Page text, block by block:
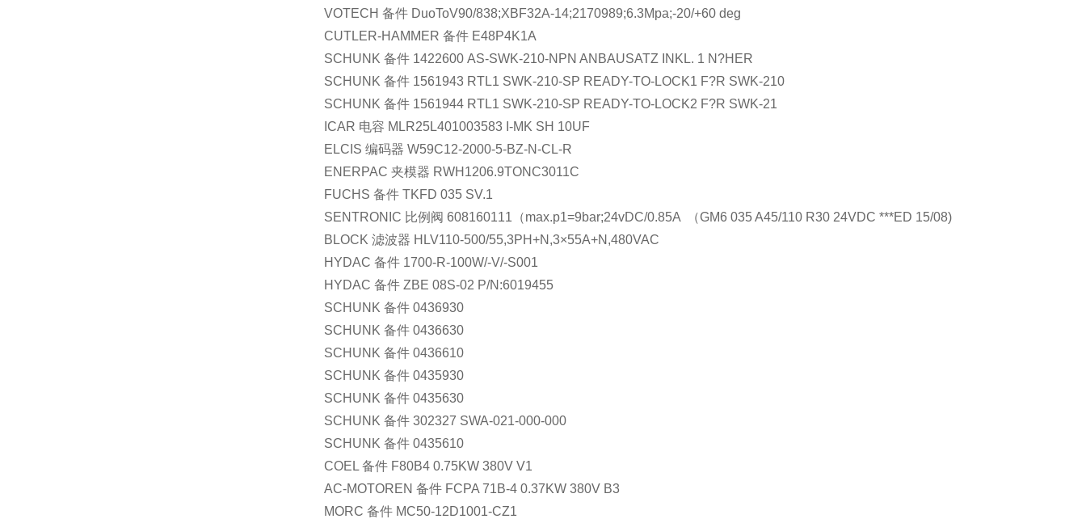
VOTECH 备件 DuoToV90/838;XBF32A-14;2170989;6.3Mpa;-20/+60 deg
CUTLER-HAMMER 备件 E48P4K1A
SCHUNK 备件 1422600 AS-SWK-210-NPN ANBAUSATZ INKL. 1 N?HER
SCHUNK 备件 1561943 RTL1 SWK-210-SP READY-TO-LOCK1 F?R SWK-210
SCHUNK 备件 1561944 RTL1 SWK-210-SP READY-TO-LOCK2 F?R SWK-21
ICAR 电容 MLR25L401003583 I-MK SH 10UF
ELCIS 编码器 W59C12-2000-5-BZ-N-CL-R
ENERPAC 夹模器 RWH1206.9TONC3011C
FUCHS 备件 TKFD 035 SV.1
SENTRONIC 比例阀 608160111（max.p1=9bar;24vDC/0.85A  （GM6 035 A45/110 R30 24VDC ***ED 15/08)
BLOCK 滤波器 HLV110-500/55,3PH+N,3×55A+N,480VAC
HYDAC 备件 1700-R-100W/-V/-S001
HYDAC 备件 ZBE 08S-02 P/N:6019455
SCHUNK 备件 0436930
SCHUNK 备件 0436630
SCHUNK 备件 0436610
SCHUNK 备件 0435930
SCHUNK 备件 0435630
SCHUNK 备件 302327 SWA-021-000-000
SCHUNK 备件 0435610
COEL 备件 F80B4 0.75KW 380V V1
AC-MOTOREN 备件 FCPA 71B-4 0.37KW 380V B3
MORC 备件 MC50-12D1001-CZ1